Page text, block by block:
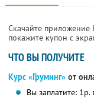
Скачайте приложение
покажите купон с
ЧТО ВЫ ПОЛУЧИТЕ
Курс «Груминг» от
Вы заплатите: